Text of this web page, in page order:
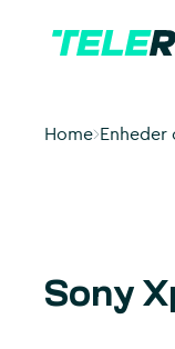
Home Enheder
Sony